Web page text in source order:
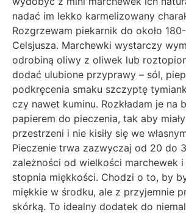
nadać im lekko karmelizowany
Rozgrzewam piekarnik do około
Celsjusza. Marchewki wystarczy
odrobiną oliwy z oliwek lub
dodać ulubione przyprawy – sól,
podkręcenia smaku szczyptę
czy nawet kuminu. Rozkładam je na
papierem do pieczenia, tak aby
przestrzeni i nie kisiły się we
Pieczenie trwa zazwyczaj od 20 do
zależności od wielkości marchewek
stopnia miękkości. Chodzi o to, by
miękkie w środku, ale z przyjemnie
skórką. To idealny dodatek do